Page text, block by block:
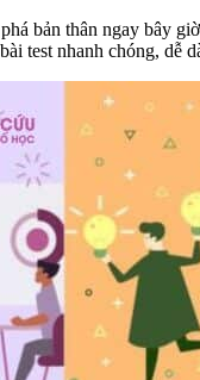
bản thân ngay bây
test nhanh chóng, dễ